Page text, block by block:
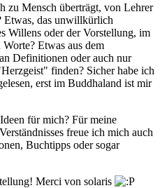
zu Mensch überträgt, von Lehrer
Etwas, das unwillkürlich
Willens oder der Vorstellung, im
Etwas aus dem
Definitionen oder auch nur
finden? Sicher habe ich
erst im Buddhaland ist mir
für mich? Für meine
freue ich mich auch
Buchtipps oder sogar
Merci von solaris